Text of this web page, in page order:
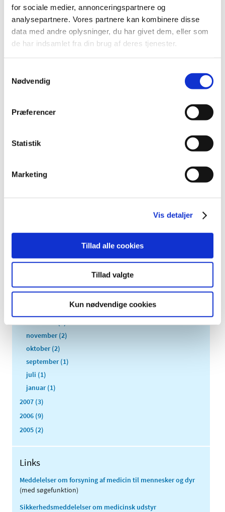
for sociale medier, annonceringspartnere og
analysepartnere. Vores partnere kan kombinere disse
data med andre oplysninger, du har givet dem, eller som
de har indsamlet fra din brug af deres tjenester.
Nødvendig
Præferencer
Statistik
Marketing
Vis detaljer
Tillad alle cookies
Tillad valgte
Kun nødvendige cookies
Alle (2506)
TID
2026 (84)
2024 (224)
2022 (197)
2020 (263)
2016 (167)
2009 (14)
november (2)
oktober (2)
september (1)
juli (1)
januar (1)
2007 (3)
2006 (9)
2005 (2)
Links
Meddelelser om forsyning af medicin til mennesker og dyr
(med søgefunktion)
Sikkerhedsmeddelelser om medicinsk udstyr